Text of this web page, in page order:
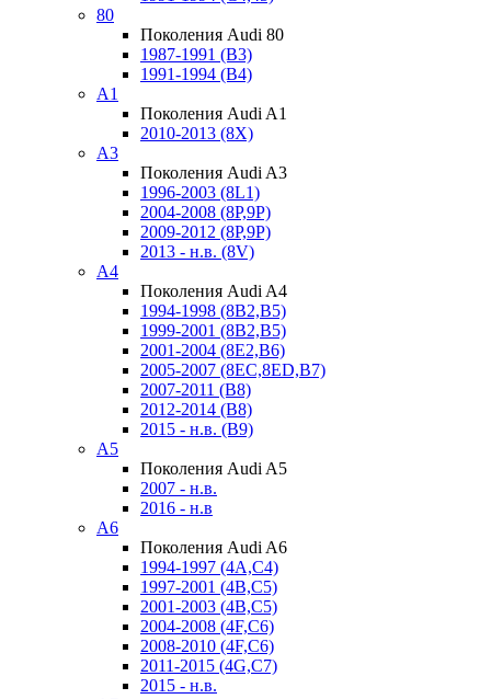
80
Поколения Audi 80
1987-1991 (B3)
1991-1994 (B4)
A1
Поколения Audi A1
2010-2013 (8X)
A3
Поколения Audi A3
1996-2003 (8L1)
2004-2008 (8P,9P)
2009-2012 (8P,9P)
2013 - н.в. (8V)
A4
Поколения Audi A4
1994-1998 (8B2,B5)
1999-2001 (8B2,B5)
2001-2004 (8E2,B6)
2005-2007 (8EC,8ED,B7)
2007-2011 (B8)
2012-2014 (B8)
2015 - н.в. (B9)
A5
Поколения Audi A5
2007 - н.в.
2016 - н.в
A6
Поколения Audi A6
1994-1997 (4A,C4)
1997-2001 (4B,C5)
2001-2003 (4B,C5)
2004-2008 (4F,C6)
2008-2010 (4F,C6)
2011-2015 (4G,C7)
2015 - н.в.